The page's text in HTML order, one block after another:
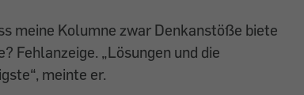
meine Kolumne zwar Denkanstöße biete
Fehlanzeige. „Lösungen und die
meinte er.